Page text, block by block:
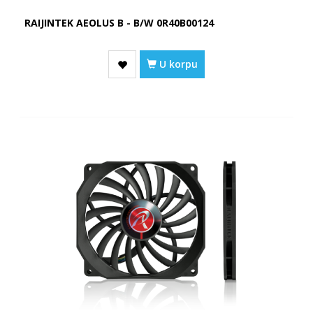
RAIJINTEK AEOLUS B - B/W 0R40B00124
U korpu